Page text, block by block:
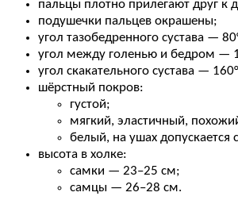
пальцы плотно прилегают друг к
подушечки пальцев окрашены;
угол тазобедренного сустава —
угол между голенью и бедром —
угол скакательного сустава —
шёрстный покров:
густой;
мягкий, эластичный,
белый, на ушах допускается
высота в холке:
самки — 23–25 см;
самцы — 26–28 см.